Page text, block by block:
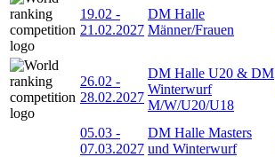
19.02 -
21.02.2027
DM Halle
Männer/Frauen
26.02 -
28.02.2027
DM Halle U20 & DM
Winterwurf
M/W/U20/U18
05.03 -
07.03.2027
DM Halle Masters
und Winterwurf